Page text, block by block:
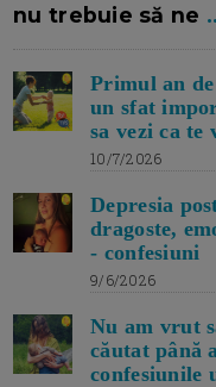
nu trebuie să ne
Primul an
un sfat
sa vezi ca te
10/7/2026
Depresia
dragoste,
- confesiuni
9/6/2026
Nu am vrut
căutat până
confesiunile